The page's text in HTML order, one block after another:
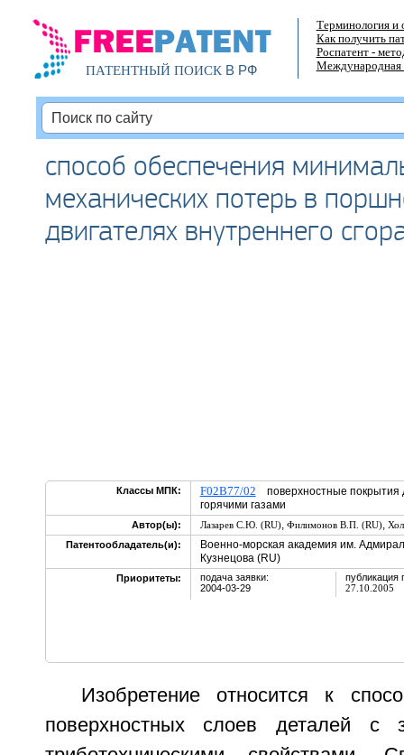
ПАТЕНТНЫЙ ПОИСКВ РФ
Терминология и
Как получить
Роспатент -
Международная
способ обеспечения
механических потерь в
двигателях внутреннего
Классы МПК: F02B77/02 поверхностные покрытия
горячими газами
Автор(ы): Лазарев С.Ю. (RU), Филимонов В.П. (RU),
Патентообладатель(и):
Военно-морская академия им.
Кузнецова (RU)
Приоритеты:
подача заявки:
2004-03-29
публикация
27.10.2005
Изобретение относится к
поверхностных слоев деталей с